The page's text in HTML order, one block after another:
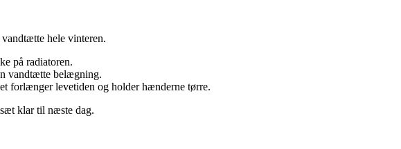
hele vinteren.
på radiatoren.
vandtætte belægning.
forlænger levetiden og holder hænderne tørre.
klar til næste dag.